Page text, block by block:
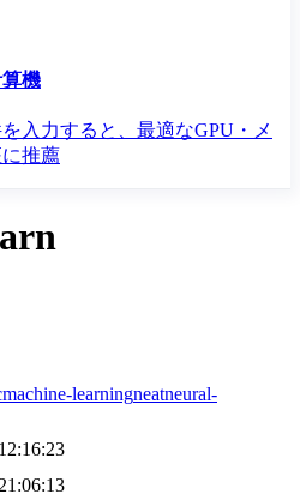
機
入力すると、最適なGPU・メ
推薦
machine-learningneatneural-